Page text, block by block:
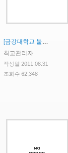
[금강대학교 불교문화연구소 Fellowship 연구원 신규 채용 공고]
최고관리자
작성일 2011.08.31
조회수 62,348